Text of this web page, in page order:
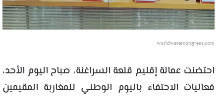
worldwatercongress.com
احتضنت عمالة إقليم قلعة السراغنة، صباح اليوم الأحد،
فعاليات الاحتفاء باليوم الوطني للمغاربة المقيمين